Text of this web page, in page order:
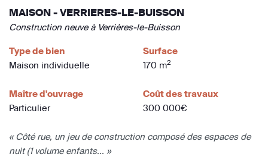
MAISON - VERRIERES-LE-BUISSON
Construction neuve à Verrières-le-Buisson
Type de bien
Maison individuelle
Surface
170 m2
Maître d'ouvrage
Particulier
Coût des travaux
300 000€
« Côté rue, un jeu de construction composé des espaces de
nuit (1 volume enfants... »